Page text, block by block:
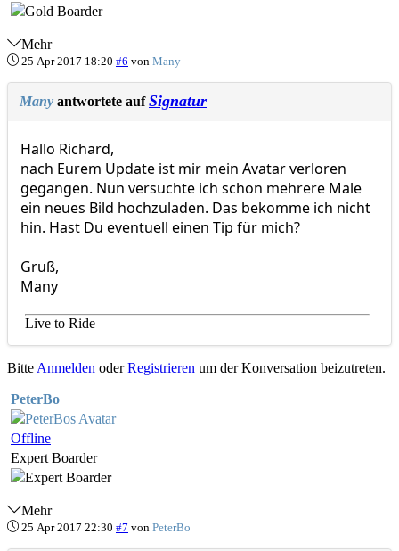
Mehr
25 Apr 2017 18:20 #6 von Many
Many antwortete aufSignatur
Hallo Richard,
nach Eurem Update ist mir mein Avatar verloren
gegangen. Nun versuchte ich schon mehrere Male
ein neues Bild hochzuladen. Das bekomme ich nicht
hin. Hast Du eventuell einen Tip für mich?
Gruß,
Many
Live to Ride
Bitte Anmelden oderRegistrieren um der Konversation beizutreten.
PeterBo
Offline
Expert Boarder
Mehr
25 Apr 2017 22:30 #7 von PeterBo